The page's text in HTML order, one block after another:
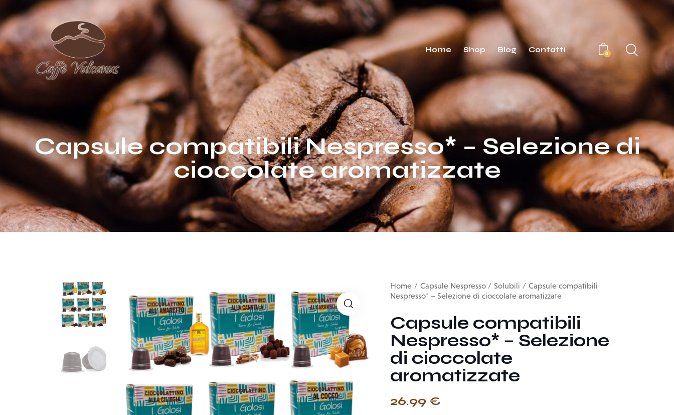
Home Shop Blog Contatti 0
Capsule compatibili Nespresso* – Selezione di
cioccolate aromatizzate
Home Capsule Nespresso Solubili
Capsule compatibili
Nespresso* – Selezione di cioccolate aromatizzate
Capsule compatibili
Nespresso* – Selezione
di cioccolate
aromatizzate
26.99 €